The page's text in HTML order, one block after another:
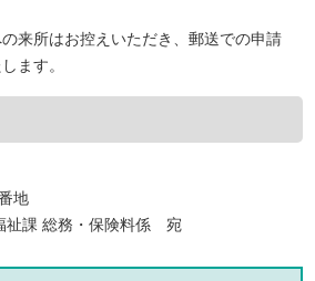
来所はお控えいただき、郵送での申請
ます。
地
祉課 総務・保険料係 宛